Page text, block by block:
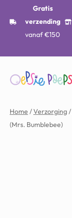
Gratis
verzending
vanaf €150
Home /Verzorging/
(Mrs. Bumblebee)